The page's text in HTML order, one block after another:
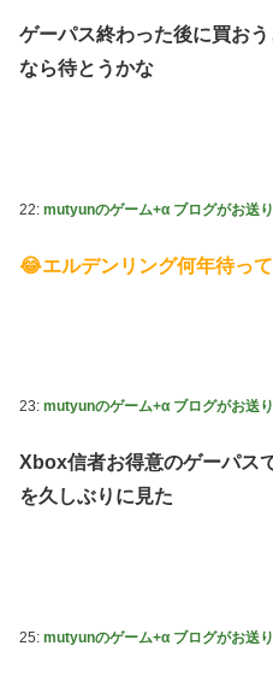
ゲーパス終わった後に買お
なら待とうかな
22: mutyunのゲーム+α ブログがお送り
😂エルデンリング何年待っ
23: mutyunのゲーム+α ブログがお送り
Xbox信者お得意のゲーパス
を久しぶりに見た
25: mutyunのゲーム+α ブログがお送り